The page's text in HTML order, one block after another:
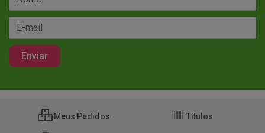
Meus Pedidos Títulos